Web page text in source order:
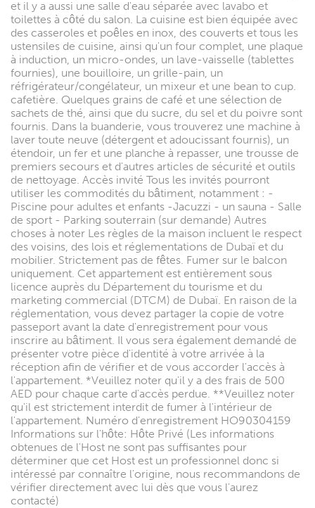
et il y a aussi une salle d'eau séparée avec lavabo et
toilettes à côté du salon. La cuisine est bien équipée avec
des casseroles et poêles en inox, des couverts et tous les
ustensiles de cuisine, ainsi qu'un four complet, une plaque
à induction, un micro-ondes, un lave-vaisselle (tablettes
fournies), une bouilloire, un grille-pain, un
réfrigérateur/congélateur, un mixeur et une bean to cup.
cafetière. Quelques grains de café et une sélection de
sachets de thé, ainsi que du sucre, du sel et du poivre sont
fournis. Dans la buanderie, vous trouverez une machine à
laver toute neuve (détergent et adoucissant fournis), un
étendoir, un fer et une planche à repasser, une trousse de
premiers secours et d'autres articles de sécurité et outils
de nettoyage. Accès invité Tous les invités pourront
utiliser les commodités du bâtiment, notamment : -
Piscine pour adultes et enfants -Jacuzzi - un sauna - Salle
de sport - Parking souterrain (sur demande) Autres
choses à noter Les règles de la maison incluent le respect
des voisins, des lois et réglementations de Dubaï et du
mobilier. Strictement pas de fêtes. Fumer sur le balcon
uniquement. Cet appartement est entièrement sous
licence auprès du Département du tourisme et du
marketing commercial (DTCM) de Dubaï. En raison de la
réglementation, vous devez partager la copie de votre
passeport avant la date d'enregistrement pour vous
inscrire au bâtiment. Il vous sera également demandé de
présenter votre pièce d'identité à votre arrivée à la
réception afin de vérifier et de vous accorder l'accès à
l'appartement. *Veuillez noter qu'il y a des frais de 500
AED pour chaque carte d'accès perdue. **Veuillez noter
qu'il est strictement interdit de fumer à l'intérieur de
l'appartement. Numéro d'enregistrement HO90304159
Informations sur l'hôte: Hôte Privé (Les informations
obtenues de l'Host ne sont pas suffisantes pour
déterminer que cet Host est un professionnel donc si
intéressé par connaître l'origine, nous recommandons de
vérifier directement avec lui dès que vous l'aurez
contacté)